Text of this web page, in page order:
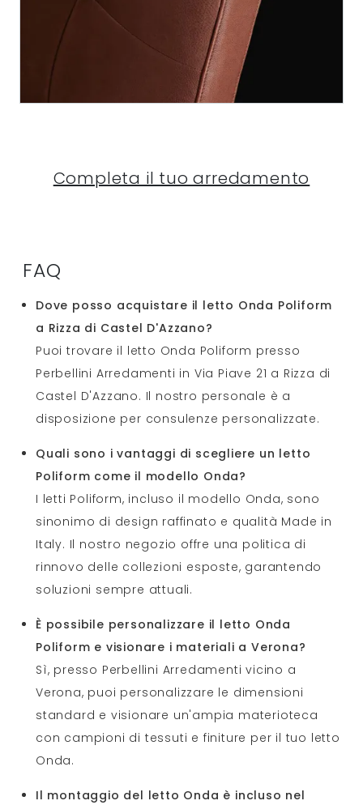
Completa il tuo arredamento
FAQ
Dove posso acquistare il letto Onda Poliform
a Rizza di Castel D'Azzano?
Puoi trovare il letto Onda Poliform presso
Perbellini Arredamenti in Via Piave 21 a Rizza di
Castel D'Azzano. Il nostro personale è a
disposizione per consulenze personalizzate.
Quali sono i vantaggi di scegliere un letto
Poliform come il modello Onda?
I letti Poliform, incluso il modello Onda, sono
sinonimo di design raffinato e qualità Made in
Italy. Il nostro negozio offre una politica di
rinnovo delle collezioni esposte, garantendo
soluzioni sempre attuali.
È possibile personalizzare il letto Onda
Poliform e visionare i materiali a Verona?
Sì, presso Perbellini Arredamenti vicino a
Verona, puoi personalizzare le dimensioni
standard e visionare un'ampia materioteca
con campioni di tessuti e finiture per il tuo letto
Onda.
Il montaggio del letto Onda è incluso nel